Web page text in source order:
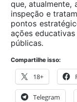
que, atualmente,
inspeção e
pontos
ações
públicas.
Compartilhe isso:
18+
Telegram